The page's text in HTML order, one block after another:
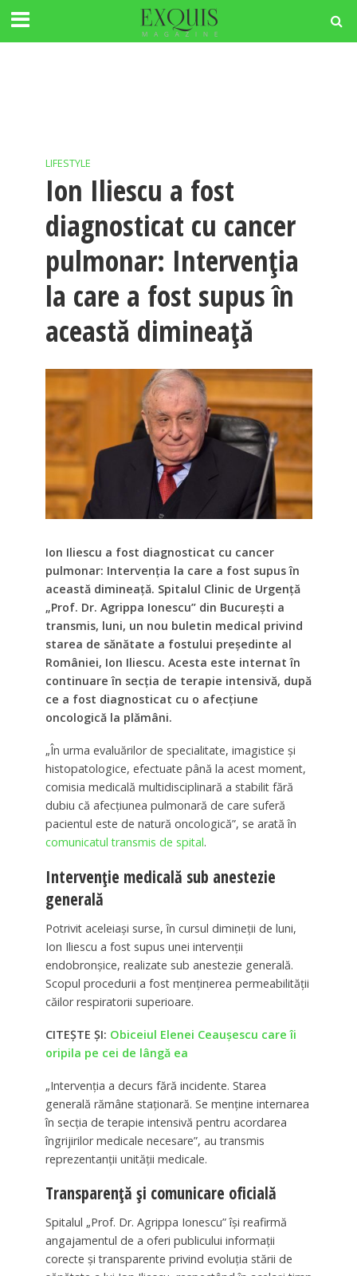
LIFESTYLE
Ion Iliescu a fost
diagnosticat cu cancer
pulmonar: Intervenția
la care a fost supus în
această dimineață
Ion Iliescu a fost diagnosticat cu cancer
pulmonar: Intervenția la care a fost supus în
această dimineață. Spitalul Clinic de Urgență
„Prof. Dr. Agrippa Ionescu” din București a
transmis, luni, un nou buletin medical privind
starea de sănătate a fostului președinte al
României, Ion Iliescu. Acesta este internat în
continuare în secția de terapie intensivă, după
ce a fost diagnosticat cu o afecțiune
oncologică la plămâni.
„În urma evaluărilor de specialitate, imagistice și
histopatologice, efectuate până la acest moment,
comisia medicală multidisciplinară a stabilit fără
dubiu că afecțiunea pulmonară de care suferă
pacientul este de natură oncologică”, se arată în
comunicatul transmis de spital.
Intervenție medicală sub anestezie
generală
Potrivit aceleiași surse, în cursul dimineții de luni,
Ion Iliescu a fost supus unei intervenții
endobronșice, realizate sub anestezie generală.
Scopul procedurii a fost menținerea permeabilității
căilor respiratorii superioare.
CITEȘTE ȘI: Obiceiul Elenei Ceaușescu care îi
oripila pe cei de lângă ea
„Intervenția a decurs fără incidente. Starea
generală rămâne staționară. Se menține internarea
în secția de terapie intensivă pentru acordarea
îngrijirilor medicale necesare”, au transmis
reprezentanții unității medicale.
Transparență și comunicare oficială
Spitalul „Prof. Dr. Agrippa Ionescu” își reafirmă
angajamentul de a oferi publicului informații
corecte și transparente privind evoluția stării de